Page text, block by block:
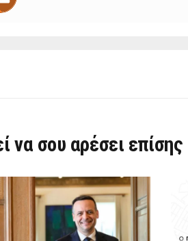
να σου αρέσει